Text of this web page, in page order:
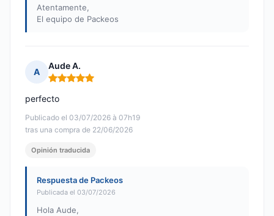
Atentamente,
El equipo de Packeos
A
Aude A.
Nota: 5 de 5
Publicado el 03/07/2026 à 07h19
tras una compra de 22/06/2026
perfecto
Opinión traducida
Respuesta de Packeos
Publicada el 03/07/2026
Hola Aude,